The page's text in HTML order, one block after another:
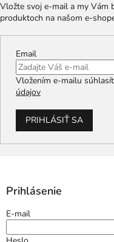
Vložte svoj e-mail a my Vám
produktoch na našom e-
Email
Vložením e-mailu
údajov
PRIHLÁSIŤ SA
Prihlásenie
E-mail